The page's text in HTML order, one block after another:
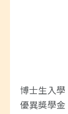
博士生入學
優異獎學金